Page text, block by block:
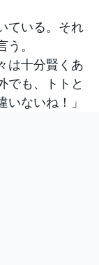
ている。それ
。
は十分賢くあ
でも、トトと
ないね！」